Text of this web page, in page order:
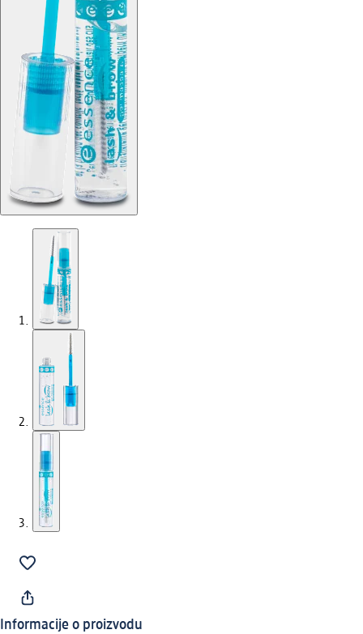
Informacije o proizvodu